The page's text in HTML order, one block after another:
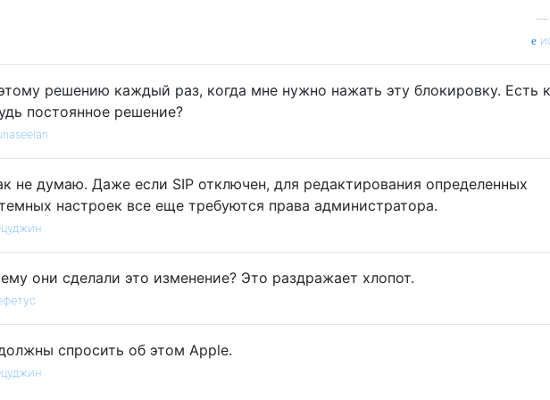
—
решению каждый раз, когда мне нужно нажать эту блокировку. Есть
постоянное решение?
не думаю. Даже если SIP отключен, для редактирования определенных
настроек все еще требуются права администратора.
они сделали это изменение? Это раздражает хлопот.
спросить об этом Apple.